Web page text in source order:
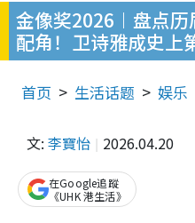
金像奖2026︱盘点
配角！卫诗雅成史上
首页 生活话题 娱乐
文: 李寶怡 2026.04.20
在Google追蹤
《UHK 港生活》